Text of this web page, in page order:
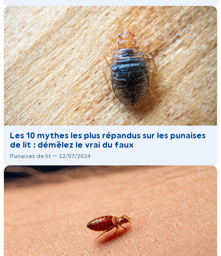
Les 10 mythes les plus répandus sur les punaises
de lit : démêlez le vrai du faux
Punaises de lit — 22/07/2024